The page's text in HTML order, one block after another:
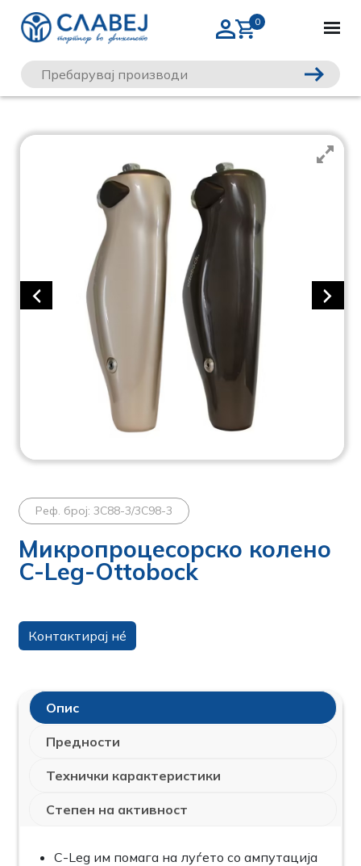
Реф. број: 3C88-3/3C98-3
Микропроцесорско колено
C-Leg-Ottobock
Контактирај нé
Опис
Предности
Технички карактеристики
Степен на активност
C-Leg им помага на луѓето со ампутација